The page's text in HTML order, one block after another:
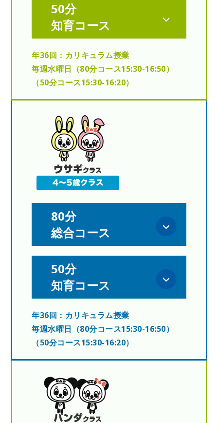
50分
知育コース
年36回：カリキュラム授業
毎週水曜日（80分コース15:30-16:50）
（50分コース15:30-16:20）
80分
総合コース
50分
知育コース
年36回：カリキュラム授業
毎週水曜日（80分コース15:30-16:50）
（50分コース15:30-16:20）